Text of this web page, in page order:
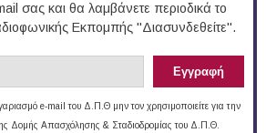
σας και θα λαμβάνετε περιοδικά το
Εκπομπής "Διασυνδεθείτε".
e-mail του Δ.Π.Θ μην τον χρησιμοποιείτε για την
Δομής Απασχόλησης & Σταδιοδρομίας του Δ.Π.Θ.